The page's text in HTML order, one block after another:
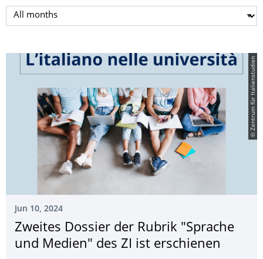
Select month
© Zentrum für Italienstudien
Jun 10, 2024
Zweites Dossier der Rubrik "Sprache
und Medien" des ZI ist erschienen